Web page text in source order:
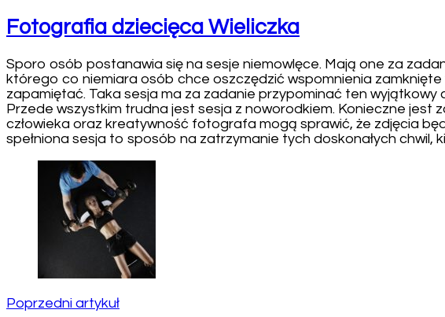
Fotografia dziecięca Wieliczka
Sporo osób postanawia się na sesje niemowlęce. Mają one za
którego co niemiara osób chce oszczędzić wspomnienia
zapamiętać. Taka sesja ma za zadanie przypominać ten
Przede wszystkim trudna jest sesja z noworodkiem. Konieczne jest
człowieka oraz kreatywność fotografa mogą sprawić, że zdjęcia
spełniona sesja to sposób na zatrzymanie tych doskonałych chwil,
Nawigacja
wpisu
Poprzedni artykuł